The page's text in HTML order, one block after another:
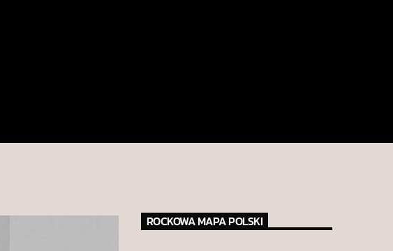
ROCKOWA MAPA POLSKI